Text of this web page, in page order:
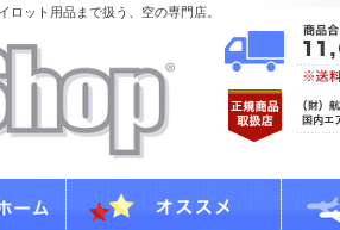
ット用品まで扱う、空の専門店。